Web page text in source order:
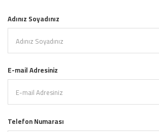
Adınız Soyadınız
E-mail Adresiniz
Telefon Numarası